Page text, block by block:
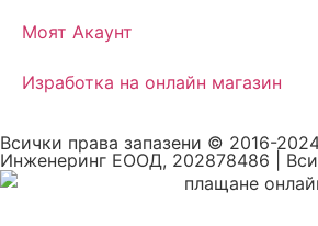
Моят Акаунт
Изработка на онлайн магазин
Всички права запазени © 2016-
Инженеринг ЕООД, 202878486 |